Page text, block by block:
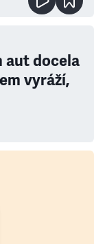
aut docela
vyráží,